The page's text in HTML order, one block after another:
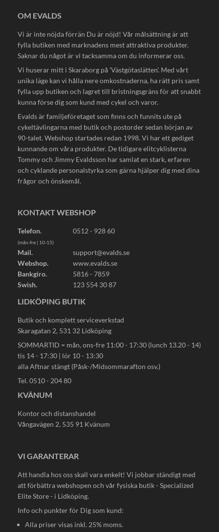
OM EVALDS
Vi är inte nöjda förrän Du är nöjd! Vår målsättning är att
fylla butiken med marknadens mest attraktiva produkter.
Saknar du något är vi tacksamma om du informerar oss.
Vi huserar mitt i Skaraborg på 'Västgötaslätten'. Med vårt
unika läge kan vi hålla nere omkostnaderna, ha rätt pris samt
fylla upp butiken och lagret till bristningsgräns för att snabbt
kunna förse dig som kund med cykel och varor.
Evalds är familjeföretaget som finns och funnits ute på
cykeltävlingarna med butik och postorder sedan början av
90-talet. Webshop startades redan 1998. Vi har ett gediget
kunnande om våra produkter. De tidigare elitcyklisterna
Tommy och Jimmy Evaldsson har samlat en stark, erfaren
och cyklande personalstyrka som gärna hjälper dig med dina
frågor och önskemål.
KONTAKT WEBSHOP
Telefon. 0512 - 928 60
(mån-fre | 10-15)
Mail.
support@evalds.se
Webshop.
www.evalds.se
Bankgiro.
5816 - 7859
Swish.
123 554 30 87
LIDKÖPING BUTIK
Butik och komplett serviceverkstad
Skaragatan 2, 531 32 Lidköping
SOMMARTID = mån, ons-fre 11:00 - 17:30 (lunch 13.20 - 14)
tis 14 - 17:30 | lör 10 - 13:30
alla Aftnar stängt (Påsk-/Midsommarafton osv.)
Tel. 0510 - 204 80
KVÄNUM
Kontor och distanshandel
Vångavägen 2, 535 91 Kvänum
VI GARANTERAR
Att handla hos oss skall vara enkelt! Vi jobbar ständigt med
att förbättra webshopen och vår fysiska butik - Specialized
Elite Store - i Lidköping.
Info och punkter för Dig som kund:
Alla priser visas inkl. 25% moms.